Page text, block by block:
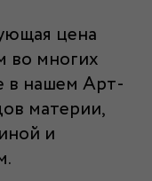
цена
во многих
в нашем Арт-
материи,
и